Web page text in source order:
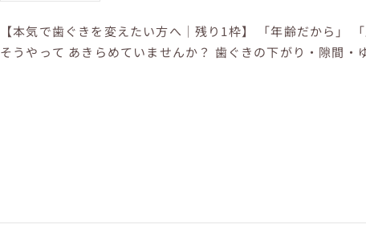
【本気で歯ぐきを変えたい方へ｜残り1枠】 「年齢だから」
そうやって あきらめていませんか？ 歯ぐきの下がり・隙間・